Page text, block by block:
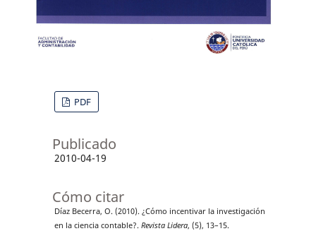
PDF
Publicado
2010-04-19
Cómo citar
Díaz Becerra, O. (2010). ¿Cómo incentivar la investigación
en la ciencia contable?. Revista Lidera, (5), 13–15.